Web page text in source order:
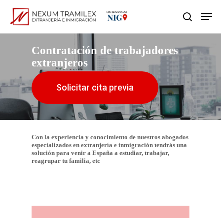
Skip
search
Contratación de trabajadores
extranjeros
Solicitar cita previa
Con la experiencia y conocimiento de nuestros abogados
especializados en extranjería e inmigración tendrás una
solución para venir a España a estudiar, trabajar,
reagrupar tu familia, etc